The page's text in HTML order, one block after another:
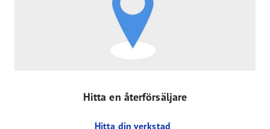
Hitta en återförsäljare
Hitta din verkstad